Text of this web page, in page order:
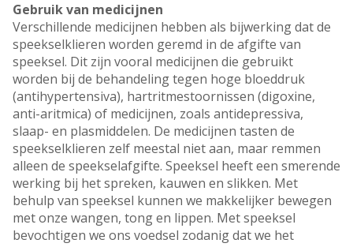
Gebruik van medicijnen
Verschillende medicijnen hebben als bijwerking dat de
speekselklieren worden geremd in de afgifte van
speeksel. Dit zijn vooral medicijnen die gebruikt
worden bij de behandeling tegen hoge bloeddruk
(antihypertensiva), hartritmestoornissen (digoxine,
anti-aritmica) of medicijnen, zoals antidepressiva,
slaap- en plasmiddelen. De medicijnen tasten de
speekselklieren zelf meestal niet aan, maar remmen
alleen de speekselafgifte. Speeksel heeft een smerende
werking bij het spreken, kauwen en slikken. Met
behulp van speeksel kunnen we makkelijker bewegen
met onze wangen, tong en lippen. Met speeksel
bevochtigen we ons voedsel zodanig dat we het